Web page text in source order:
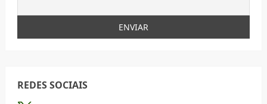
REDES SOCIAIS